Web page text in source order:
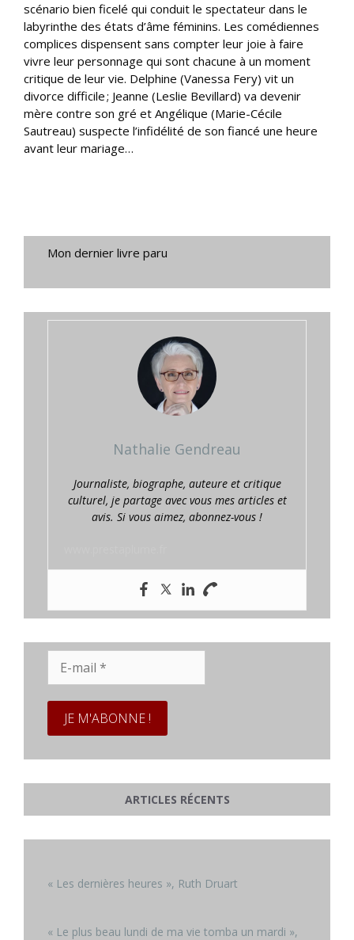
scénario bien ficelé qui conduit le spectateur dans le
labyrinthe des états d’âme féminins. Les comédiennes
complices dispensent sans compter leur joie à faire
vivre leur personnage qui sont chacune à un moment
critique de leur vie. Delphine (Vanessa Fery) vit un
divorce difficile ; Jeanne (Leslie Bevillard) va devenir
mère contre son gré et Angélique (Marie-Cécile
Sautreau) suspecte l’infidélité de son fiancé une heure
avant leur mariage…
Mon dernier livre paru
Nathalie Gendreau
Journaliste, biographe, auteure et critique
culturel, je partage avec vous mes articles et
avis. Si vous aimez, abonnez-vous !
mail
ARTICLES RÉCENTS
« Les dernières heures », Ruth Druart
« Le plus beau lundi de ma vie tomba un mardi »,